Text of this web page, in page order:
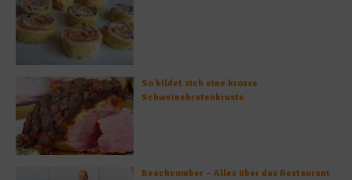
So bildet sich eine krosse
Schweinebratenkruste
Beachcomber – Alles über das Restaurant